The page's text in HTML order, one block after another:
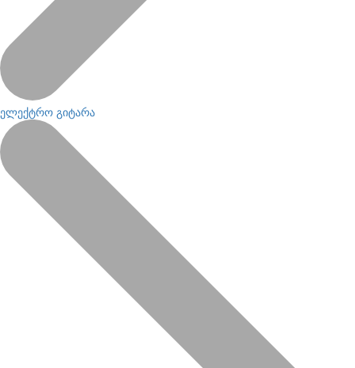
ელექტრო გიტარა